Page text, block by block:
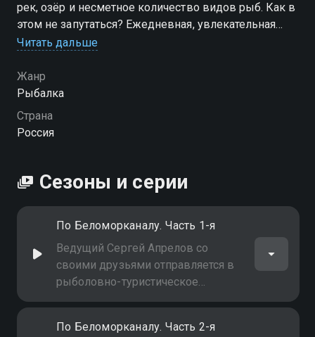
рек, озёр и несметное количество видов рыб. Как в
этом не запутаться? Ежедневная, увлекательная
программа "Рыболовные путешествия" на канале
Читать дальше
Жанр
Рыбалка
Страна
Россия
Сезоны и серии
По Беломорканалу. Часть 1-я
Ведущий Сергей Апрелов со
своими друзьями отправляется в
рыболовно-туристическое
путешествие вдоль
По Беломорканалу. Часть 2-я